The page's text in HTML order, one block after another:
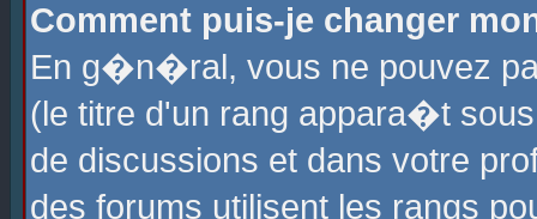
Comment puis-je changer
En g�n�ral, vous ne pouvez
(le titre d'un rang appara�t
de discussions et dans votre
des forums utilisent les rangs